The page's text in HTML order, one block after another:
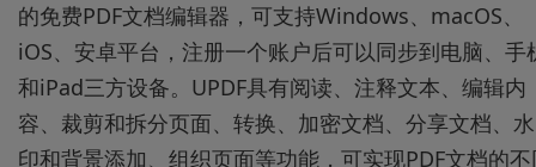
的免费PDF文档编辑器，可支持Windows、macOS、
iOS、安卓平台，注册一个账户后可以同步到电脑、手
和iPad三方设备。UPDF具有阅读、注释文本、编辑内
容、裁剪和拆分页面、转换、加密文档、分享文档、水
印和背景添加、组织页面等功能，可实现PDF文档的